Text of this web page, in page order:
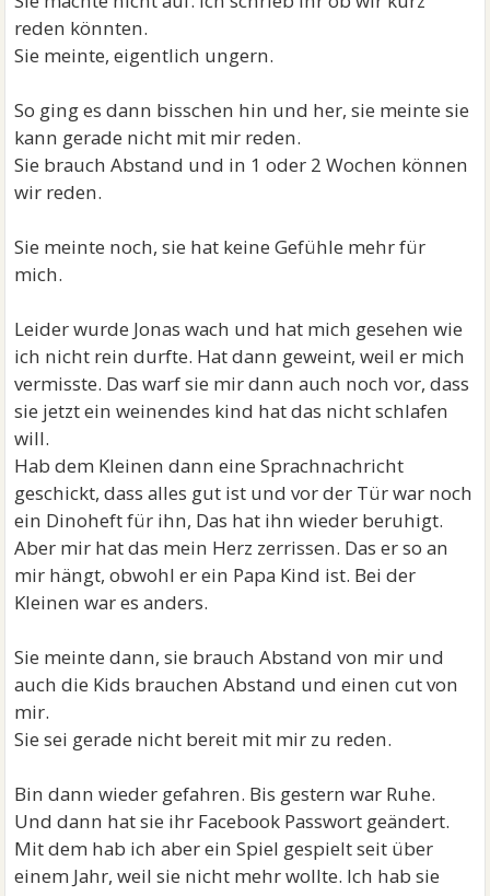
reden könnten.
Sie meinte, eigentlich ungern.
So ging es dann bisschen hin und her, sie meinte sie
kann gerade nicht mit mir reden.
Sie brauch Abstand und in 1 oder 2 Wochen können
wir reden.
Sie meinte noch, sie hat keine Gefühle mehr für
mich.
Leider wurde Jonas wach und hat mich gesehen wie
ich nicht rein durfte. Hat dann geweint, weil er mich
vermisste. Das warf sie mir dann auch noch vor, dass
sie jetzt ein weinendes kind hat das nicht schlafen
will.
Hab dem Kleinen dann eine Sprachnachricht
geschickt, dass alles gut ist und vor der Tür war noch
ein Dinoheft für ihn, Das hat ihn wieder beruhigt.
Aber mir hat das mein Herz zerrissen. Das er so an
mir hängt, obwohl er ein Papa Kind ist. Bei der
Kleinen war es anders.
Sie meinte dann, sie brauch Abstand von mir und
auch die Kids brauchen Abstand und einen cut von
mir.
Sie sei gerade nicht bereit mit mir zu reden.
Bin dann wieder gefahren. Bis gestern war Ruhe.
Und dann hat sie ihr Facebook Passwort geändert.
Mit dem hab ich aber ein Spiel gespielt seit über
einem Jahr, weil sie nicht mehr wollte. Ich hab sie